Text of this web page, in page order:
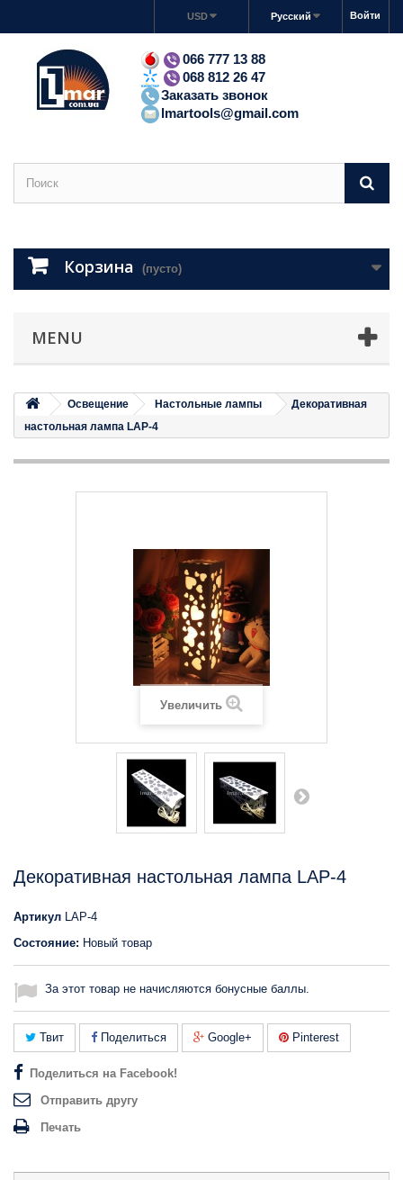
Войти
Русский
USD
066 777 13 88
068 812 26 47
Заказать звонок
lmartools@gmail.com
Корзина (пусто)
MENU
Освещение Настольные лампы
Декоративная
настольная лампа LAP-4
Увеличить
Декоративная настольная лампа LAP-4
Артикул LAP-4
Состояние: Новый товар
За этот товар не начисляются бонусные баллы.
Твит Поделиться Google+ Pinterest
Поделиться на Facebook!
Отправить другу
Печать